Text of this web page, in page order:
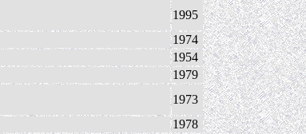
1995
1974
1954
1979
1973
1978